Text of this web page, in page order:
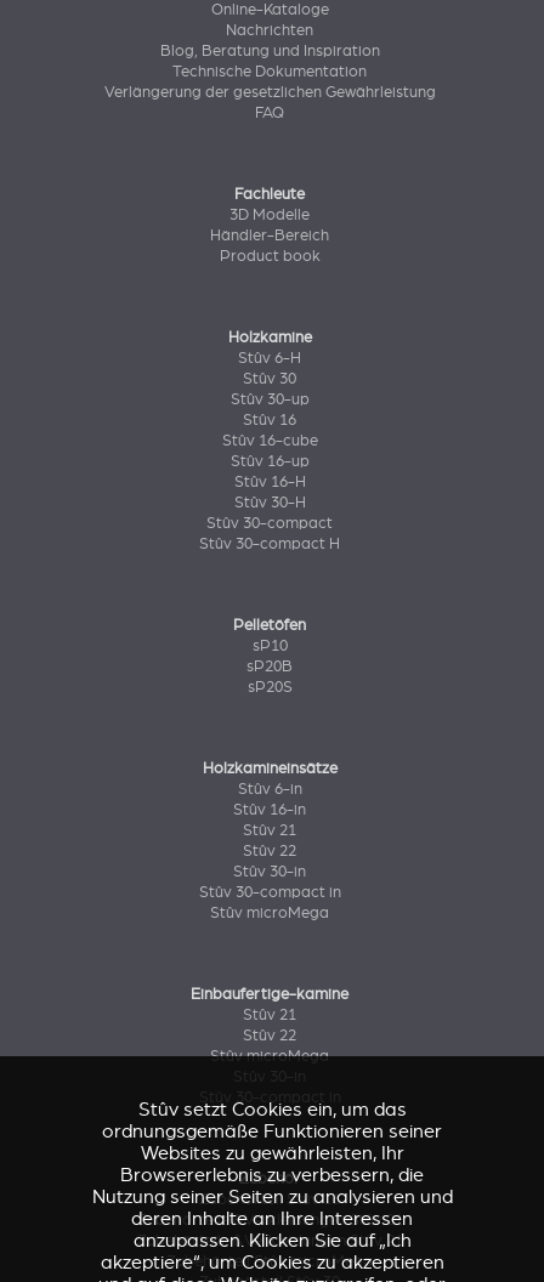
Online-Kataloge
Nachrichten
Blog, Beratung und Inspiration
Technische Dokumentation
Verlängerung der gesetzlichen Gewährleistung
FAQ
Fachleute
3D Modelle
Händler-Bereich
Product book
Holzkamine
Stûv 6-H
Stûv 30
Stûv 30-up
Stûv 16
Stûv 16-cube
Stûv 16-up
Stûv 16-H
Stûv 30-H
Stûv 30-compact
Stûv 30-compact H
Pelletöfen
sP10
sP20B
sP20S
Holzkamineinsätze
Stûv 6-in
Stûv 16-in
Stûv 21
Stûv 22
Stûv 30-in
Stûv 30-compact in
Stûv microMega
Einbaufertige-kamine
Stûv 21
Stûv 22
Stûv microMega
Zubehör
Zubehörteil Stûv 16
Zubehörteile & Verkleidungen Stûv 21
Zubehörteile & Verkleidungen Stûv 21
Zubehörteil Stûv microMega
Stûv setzt Cookies ein, um das
ordnungsgemäße Funktionieren seiner
Websites zu gewährleisten, Ihr
Browsererlebnis zu verbessern, die
Nutzung seiner Seiten zu analysieren und
deren Inhalte an Ihre Interessen
anzupassen. Klicken Sie auf „Ich
akzeptiere“, um Cookies zu akzeptieren